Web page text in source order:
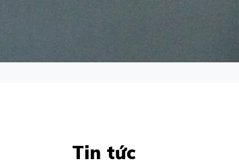
Tin tức